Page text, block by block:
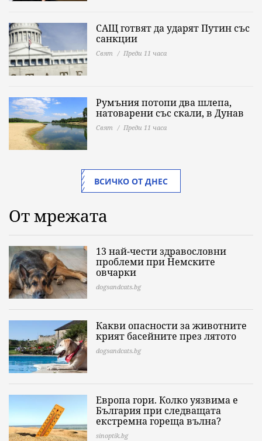
САЩ готвят да ударят Путин със
санкции
Свят Преди 11 часа
Румъния потопи два шлепа,
натоварени със скали, в Дунав
Свят Преди 11 часа
ВСИЧКО ОТ ДНЕС
От мрежата
13 най-чести здравословни
проблеми при Немските
овчарки
dogsandcats.bg
Какви опасности за животните
крият басейните през лятото
dogsandcats.bg
Европа гори. Колко уязвима е
България при следващата
екстремна гореща вълна?
sinoptik.bg